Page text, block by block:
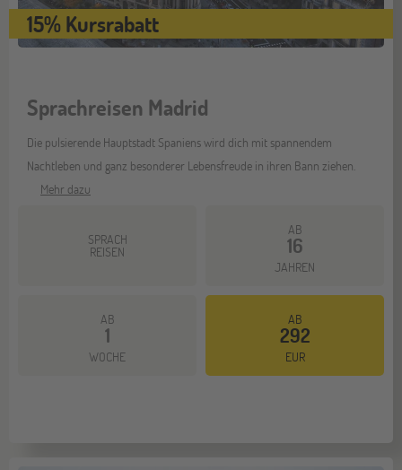
15% Kursrabatt
Sprachreisen Madrid
Die pulsierende Hauptstadt Spaniens wird dich mit spannendem
Nachtleben und ganz besonderer Lebensfreude in ihren Bann ziehen.
Mehr dazu
SPRACH
REISEN
AB
16
JAHREN
AB
1
WOCHE
AB
292
EUR